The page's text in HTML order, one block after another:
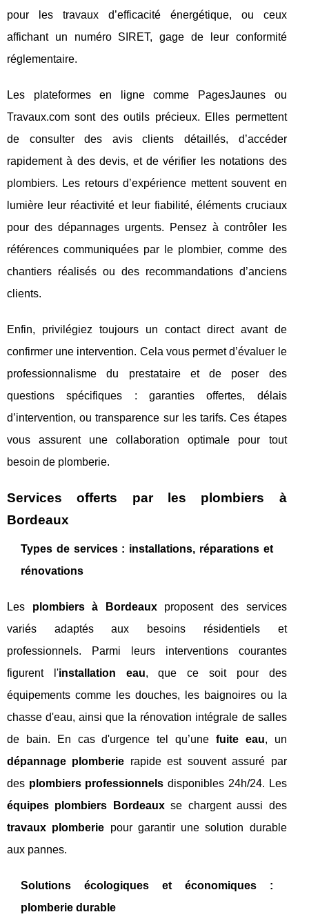
pour les travaux d’efficacité énergétique, ou ceux
affichant un numéro SIRET, gage de leur conformité
réglementaire.
Les plateformes en ligne comme PagesJaunes ou
Travaux.com sont des outils précieux. Elles permettent
de consulter des avis clients détaillés, d’accéder
rapidement à des devis, et de vérifier les notations des
plombiers. Les retours d’expérience mettent souvent en
lumière leur réactivité et leur fiabilité, éléments cruciaux
pour des dépannages urgents. Pensez à contrôler les
références communiquées par le plombier, comme des
chantiers réalisés ou des recommandations d’anciens
clients.
Enfin, privilégiez toujours un contact direct avant de
confirmer une intervention. Cela vous permet d’évaluer le
professionnalisme du prestataire et de poser des
questions spécifiques : garanties offertes, délais
d’intervention, ou transparence sur les tarifs. Ces étapes
vous assurent une collaboration optimale pour tout
besoin de plomberie.
Services offerts par les plombiers à
Bordeaux
Types de services : installations, réparations et
rénovations
Les plombiers à Bordeauxproposent des services
variés adaptés aux besoins résidentiels et
professionnels. Parmi leurs interventions courantes
figurent l'installation eau, que ce soit pour des
équipements comme les douches, les baignoires ou la
chasse d'eau, ainsi que la rénovation intégrale de salles
de bain. En cas d'urgence tel qu’une fuite eau, un
dépannage plomberie rapide est souvent assuré par
des plombiers professionnels disponibles 24h/24. Les
équipes plombiers Bordeauxse chargent aussi des
travaux plomberie pour garantir une solution durable
aux pannes.
Solutions écologiques et économiques :
plomberie durable